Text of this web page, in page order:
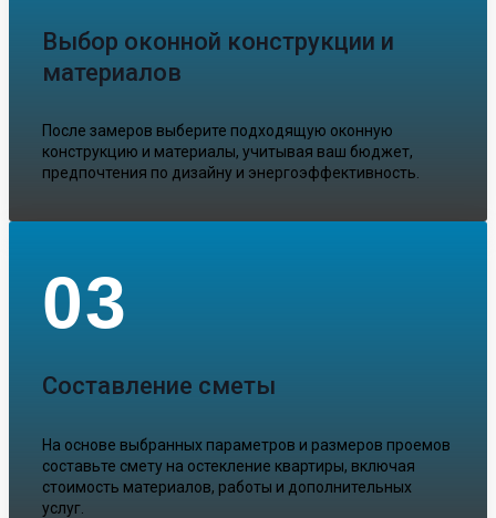
Выбор оконной конструкции и
материалов
После замеров выберите подходящую оконную
конструкцию и материалы, учитывая ваш бюджет,
предпочтения по дизайну и энергоэффективность.
03
Составление сметы
На основе выбранных параметров и размеров проемов
составьте смету на остекление квартиры, включая
стоимость материалов, работы и дополнительных
услуг.